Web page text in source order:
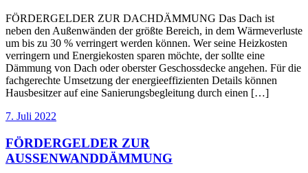
FÖRDERGELDER ZUR DACHDÄMMUNG Das Dach ist
neben den Außenwänden der größte Bereich, in dem Wärmeverluste
um bis zu 30 % verringert werden können. Wer seine Heizkosten
verringern und Energiekosten sparen möchte, der sollte eine
Dämmung von Dach oder oberster Geschossdecke angehen. Für die
fachgerechte Umsetzung der energieeffizienten Details können
Hausbesitzer auf eine Sanierungsbegleitung durch einen […]
7. Juli 2022
FÖRDERGELDER ZUR
AUSSENWANDDÄMMUNG